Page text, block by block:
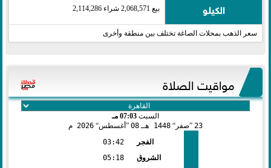
الكيلو بيع 2,068,571 شراء 2,114,286
سعر الذهب بمحلات الصاغة تختلف بين منطقة وأخرى
مواقيت الصلاة
السبت 07:03 مـ
23 صفر 1448 هـ 08 أغسطس 2026 م
الفجر
03:42
الشروق
05:18